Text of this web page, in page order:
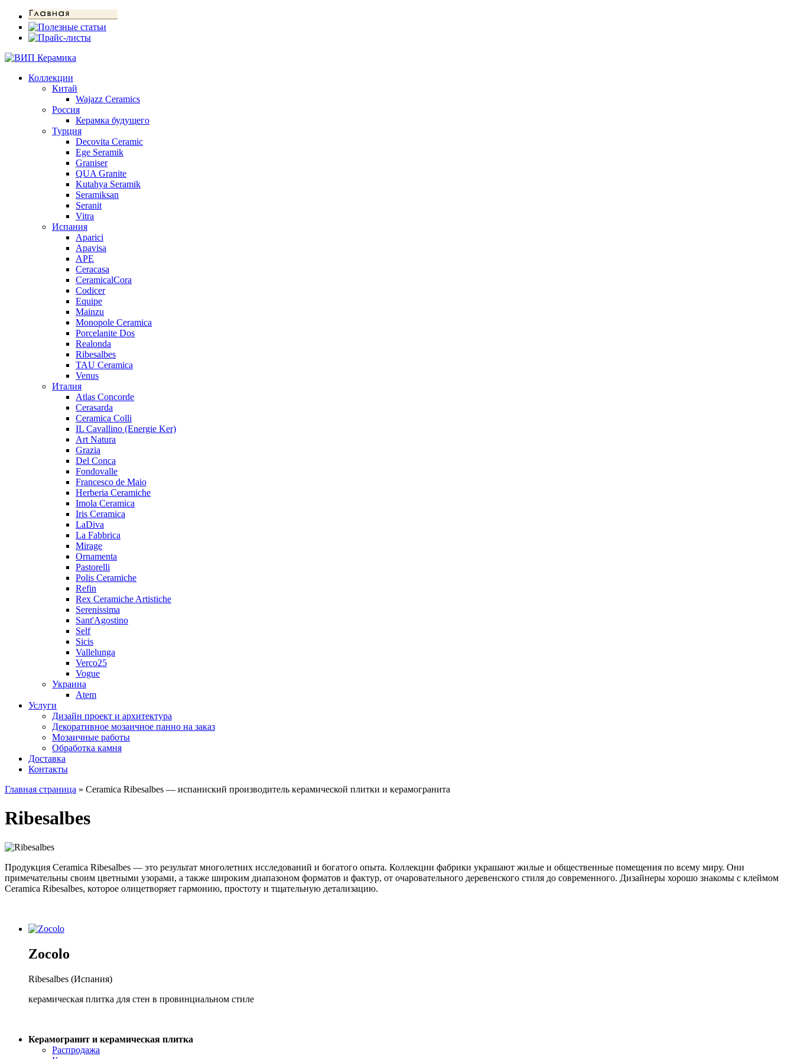
Коллекции
Китай
Wajazz Ceramics
Россия
Керамка будущего
Турция
Decovita Ceramic
Ege Seramik
Graniser
QUA Granite
Kutahya Seramik
Seramiksan
Seranit
Vitra
Испания
Aparici
Apavisa
APE
Ceracasa
CeramicalCora
Codicer
Equipe
Mainzu
Monopole Ceramica
Porcelanite Dos
Realonda
Ribesalbes
TAU Ceramica
Venus
Италия
Atlas Concorde
Cerasarda
Ceramica Colli
IL Cavallino (Energie Ker)
Art Natura
Grazia
Del Conca
Fondovalle
Francesco de Maio
Herberia Ceramiche
Imola Ceramica
Iris Ceramica
LaDiva
La Fabbrica
Mirage
Ornamenta
Pastorelli
Polis Ceramiche
Refin
Rex Ceramiche Artistiche
Serenissima
Sant'Agostino
Self
Sicis
Vallelunga
Verco25
Vogue
Украина
Atem
Услуги
Дизайн проект и архитектура
Декоративное мозаичное панно на заказ
Мозаичные работы
Обработка камня
Доставка
Контакты
Главная страница » Ceramica Ribesalbes — испаниский производитель керамической плитки и керамогранита
Ribesalbes
Продукция Ceramica Ribesalbes — это результат многолетних исследований и богатого опыта. Коллекции фабрики украшают жилые и общественные помещения по всему миру. Они
примечательны своим цветными узорами, а также широким диапазоном форматов и фактур, от очаровательного деревенского стиля до современного. Дизайнеры хорошо знакомы с клеймом
Ceramica Ribesalbes, которое олицетворяет гармонию, простоту и тщательную детализацию.
Zocolo
Ribesalbes (Испания)
керамическая плитка для стен в провинциальном стиле
Керамогранит и керамическая плитка
Распродажа